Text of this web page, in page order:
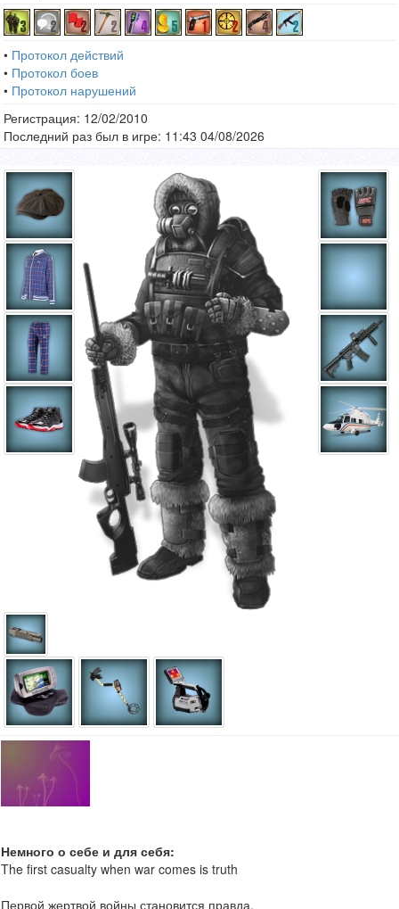
• Протокол действий
• Протокол боев
• Протокол нарушений
Регистрация: 12/02/2010
Последний раз был в игре: 11:43 04/08/2026
Немного о себе и для себя:
The first casualty when war comes is truth
Первой жертвой войны становится правда.